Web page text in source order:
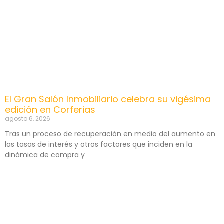
El Gran Salón Inmobiliario celebra su vigésima
edición en Corferias
agosto 6, 2026
Tras un proceso de recuperación en medio del aumento en
las tasas de interés y otros factores que inciden en la
dinámica de compra y